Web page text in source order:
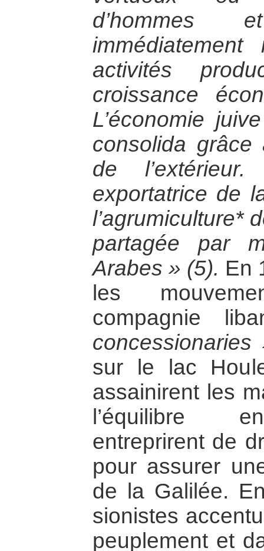
d’hommes
activités
croissance
L’économie
consolida
de
exportatrice de
l’agrumiculture*
partagée par
Arabes » (5). En
les
compagnie
concessionaries
sur le lac
assainirent les
l’équilibre
entreprirent de
pour assurer
de la Galilée.
sionistes
peuplement et